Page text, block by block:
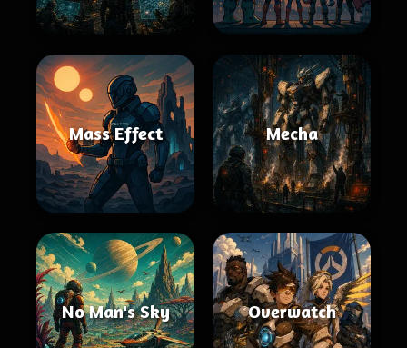
Mass Effect Mecha
No Man's Sky Overwatch